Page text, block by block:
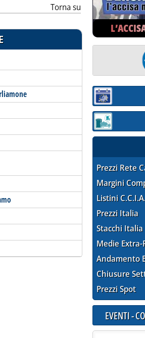
Torna su
Sezione:
Sezione:
Prezzi Rete
Margini
Listini
Prezzi Italia
Stacchi Italia
Medie Extra-
Andamento
Chiusure
Prezzi Spot
EVENTI -